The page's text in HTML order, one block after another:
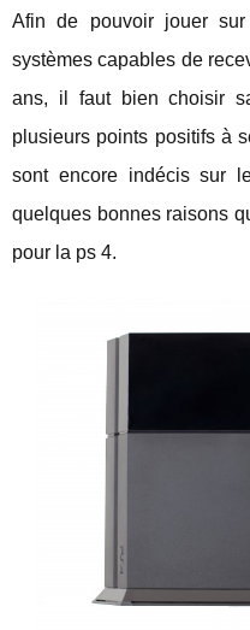
Afin de pouvoir jouer
systèmes capables de
ans, il faut bien choisir
plusieurs points positifs à
sont encore indécis sur
quelques bonnes raisons
pour la ps 4.